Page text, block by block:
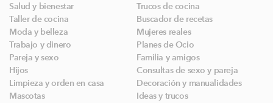
Salud y bienestar
Trucos de cocina
Taller de cocina
Buscador de recetas
Moda y belleza
Mujeres reales
Trabajo y dinero
Planes de Ocio
Pareja y sexo
Familia y amigos
Hijos
Consultas de sexo y pareja
Limpieza y orden en casa
Decoración y manualidades
Mascotas
Ideas y trucos